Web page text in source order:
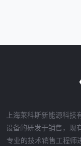
上海莱科斯新能源科
设备的研发于销售，现
专业的技术销售工程师